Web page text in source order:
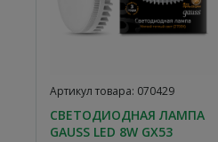
Артикул товара: 070429
СВЕТОДИОДНАЯ ЛАМПА
GAUSS LED 8W GX53